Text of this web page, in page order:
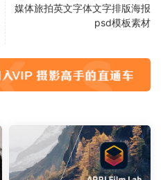
媒体旅拍英文字体文字排版海报
psd模板素材